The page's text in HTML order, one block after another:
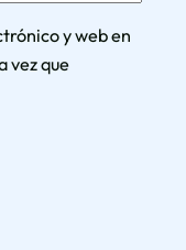
y web en
vez que